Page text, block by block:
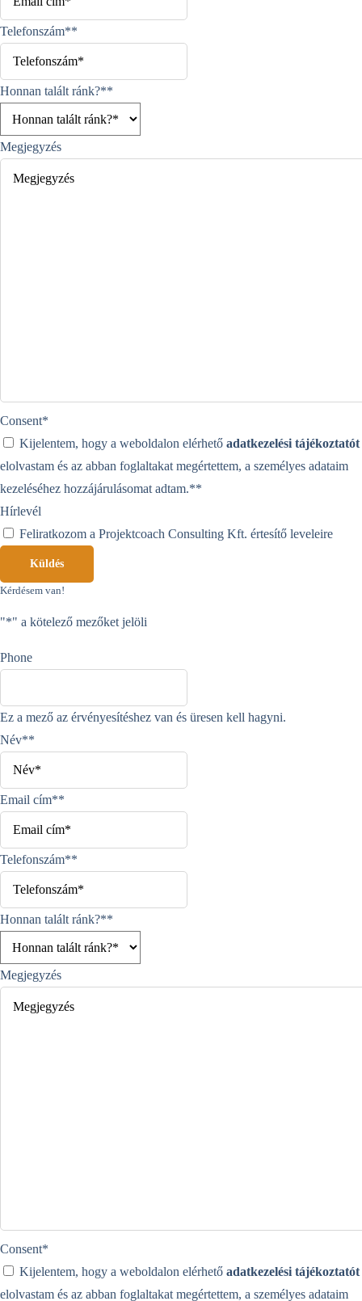
Telefonszám**
Honnan talált ránk?**
Megjegyzés
Consent*
Kijelentem, hogy a weboldalon elérhető adatkezelési tájékoztatót
elolvastam és az abban foglaltakat megértettem, a személyes adataim
kezeléséhez hozzájárulásomat adtam.**
Hírlevél
Feliratkozom a Projektcoach Consulting Kft. értesítő leveleire
Küldés
Kérdésem van!
"*" a kötelező mezőket jelöli
Phone
Ez a mező az érvényesítéshez van és üresen kell hagyni.
Név**
Email cím**
Telefonszám**
Honnan talált ránk?**
Megjegyzés
Consent*
Kijelentem, hogy a weboldalon elérhető adatkezelési tájékoztatót
elolvastam és az abban foglaltakat megértettem, a személyes adataim